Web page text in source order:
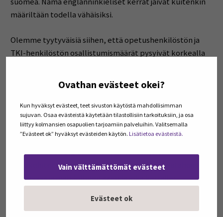
Ovathan evästeet okei?
Kun hyväksyt evästeet, teet sivuston käytöstä mahdollisimman
sujuvan. Osaa evästeistä käytetään tilastollisiin tarkoituksiin, ja osa
liittyy kolmansien osapuolien tarjoamiin palveluihin. Valitsemalla
”Evästeet ok” hyväksyt evästeiden käytön. Lisätietoa evästeistä.
Vain välttämättömät evästeet
Evästeet ok
määriltään todella vähäisiksi.
Olemme tyytyväisiä siihen, että opetushenkilöstön ja
TKI-henkilöstön osallistumismäärät pysyivät korkealla
viimeiseen asti. Jokaisen Digiaamukahvin yhteenlaskettu
nelinumeroiseksi.
Konseptin jatko
Tulevaisuuden Digiaamukahveja varten joitain
jatkokehitettäviä asioita olisivat mm. järjestäjätahojen
kiertävyys ja mahdollinen agenda joka kerralle;